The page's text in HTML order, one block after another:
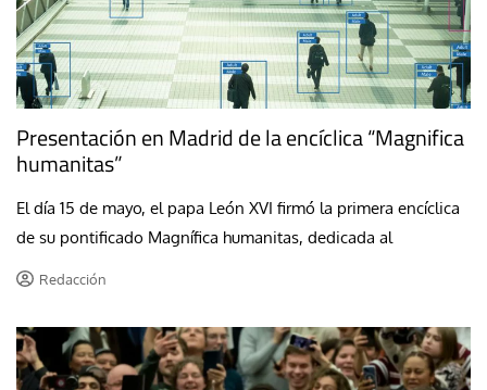
Presentación en Madrid de la encíclica “Magnifica
humanitas”
El día 15 de mayo, el papa León XVI firmó la primera encíclica
de su pontificado Magnífica humanitas, dedicada al
Redacción